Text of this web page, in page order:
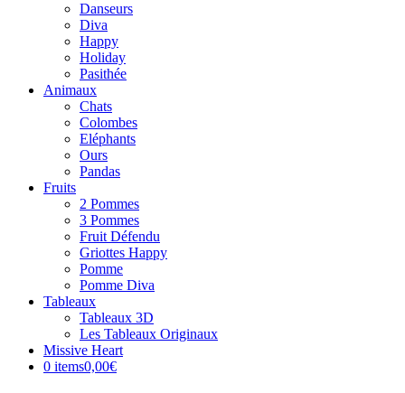
Danseurs
Diva
Happy
Holiday
Pasithée
Animaux
Chats
Colombes
Eléphants
Ours
Pandas
Fruits
2 Pommes
3 Pommes
Fruit Défendu
Griottes Happy
Pomme
Pomme Diva
Tableaux
Tableaux 3D
Les Tableaux Originaux
Missive Heart
0 items0,00€